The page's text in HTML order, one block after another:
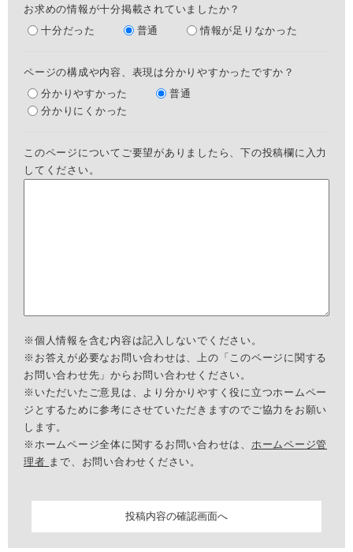
お求めの情報が十分掲載されていましたか？
十分だった
普通 情報が足りなかった
ページの構成や内容、表現は分かりやすかったですか？
分かりやすかった
普通
分かりにくかった
このページについてご要望がありましたら、下の投稿欄に入力
してください。
※個人情報を含む内容は記入しないでください。
※お答えが必要なお問い合わせは、上の「このページに関する
お問い合わせ先」からお問い合わせください。
※いただいたご意見は、より分かりやすく役に立つホームペー
ジとするために参考にさせていただきますのでご協力をお願い
します。
※ホームページ全体に関するお問い合わせは、 ホームページ管
理者 まで、お問い合わせください。